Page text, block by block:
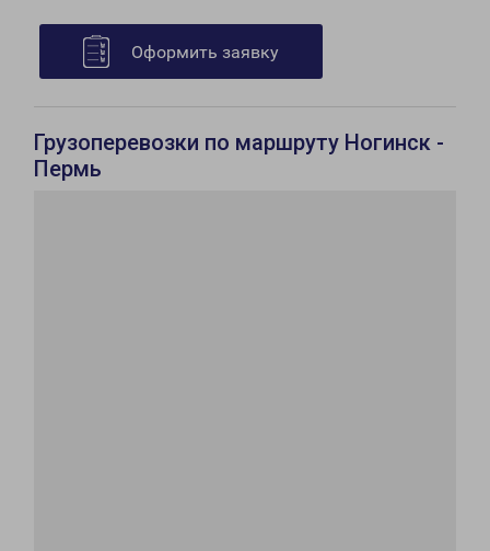
Оформить заявку
Грузоперевозки по маршруту Ногинск -
Пермь